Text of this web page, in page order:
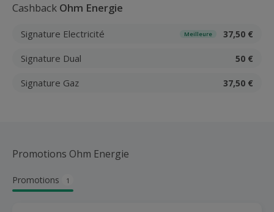
Cashback Ohm Energie
Signature Electricité Meilleure 37,50 €
Signature Dual 50 €
Signature Gaz 37,50 €
Promotions Ohm Energie
Promotions 1